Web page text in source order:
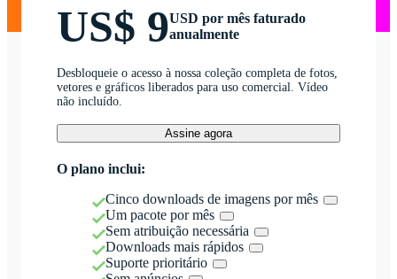
US$ 9USD por mês faturado
anualmente
Desbloqueie o acesso à nossa coleção completa de fotos,
vetores e gráficos liberados para uso comercial. Vídeo
não incluído.
Assine agora
O plano inclui:
Cinco downloads de imagens por mês
Um pacote por mês
Sem atribuição necessária
Downloads mais rápidos
Suporte prioritário